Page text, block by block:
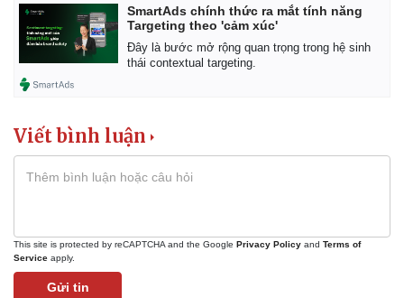
SmartAds chính thức ra mắt tính năng
Targeting theo 'cảm xúc'
Đây là bước mở rộng quan trọng trong hệ sinh
thái contextual targeting.
Viết bình luận
This site is protected by reCAPTCHA and the Google Privacy Policy and Terms of
Service apply.
Gửi tin